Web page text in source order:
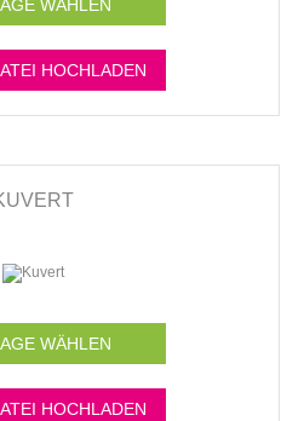
WÄHLEN
HOCHLADEN
WÄHLEN
HOCHLADEN